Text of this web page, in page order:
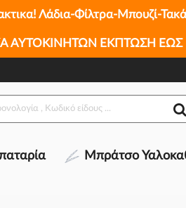
Λάδια-Φίλτρα-Μπουζί-
ΑΥΤΟΚΙΝΗΤΩΝ ΕΚΠΤΩΣΗ ΕΩΣ
Μπράτσο